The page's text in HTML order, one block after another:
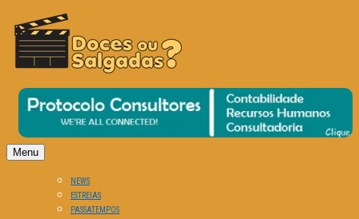
DOCES OU SALGADAS?
O Cinema? Uma Paixão!!
Menu
NEWS
ESTREIAS
PASSATEMPOS